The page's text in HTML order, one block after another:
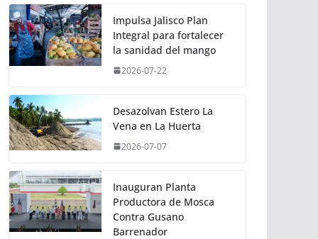
Impulsa Jalisco Plan
Integral para fortalecer
la sanidad del mango
2026-07-22
Desazolvan Estero La
Vena en La Huerta
2026-07-07
Inauguran Planta
Productora de Mosca
Contra Gusano
Barrenador